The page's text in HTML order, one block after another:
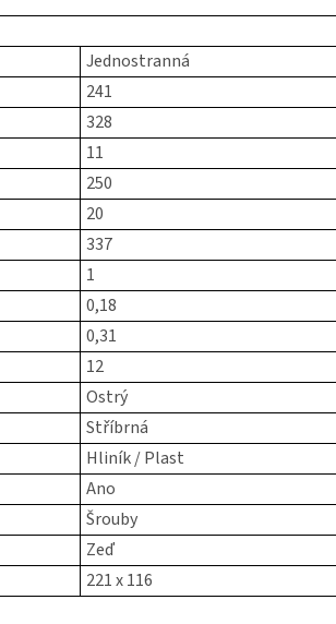
Jednostranná
241
328
11
250
20
337
1
0,18
0,31
12
Ostrý
Stříbrná
Hliník / Plast
Ano
Šrouby
Zeď
221 x 116